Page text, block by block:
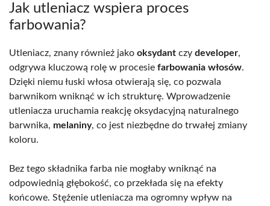
Jak utleniacz wspiera proces
farbowania?
Utleniacz, znany również jako oksydant czy developer,
odgrywa kluczową rolę w procesie farbowania włosów.
Dzięki niemu łuski włosa otwierają się, co pozwala
barwnikom wniknąć w ich strukturę. Wprowadzenie
utleniacza uruchamia reakcję oksydacyjną naturalnego
barwnika, melaniny, co jest niezbędne do trwałej zmiany
koloru.
Bez tego składnika farba nie mogłaby wniknąć na
odpowiednią głębokość, co przekłada się na efekty
końcowe. Stężenie utleniacza ma ogromny wpływ na